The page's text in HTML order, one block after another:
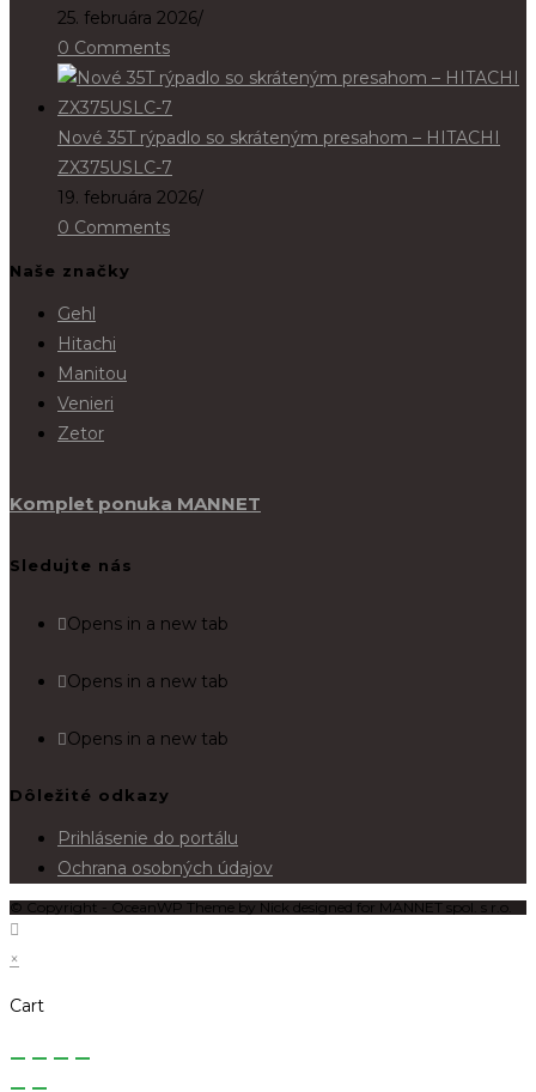
25. februára 2026/
0 Comments
Nové 35T rýpadlo so skráteným presahom – HITACHI
ZX375USLC-7
19. februára 2026/
0 Comments
Naše značky
Gehl
Hitachi
Manitou
Venieri
Zetor
Komplet ponuka MANNET
Sledujte nás
Opens in a new tab
Opens in a new tab
Opens in a new tab
Dôležité odkazy
Prihlásenie do portálu
Ochrana osobných údajov
© Copyright - OceanWP Theme by Nick designed for MANNET spol. s r.o.
×
Cart